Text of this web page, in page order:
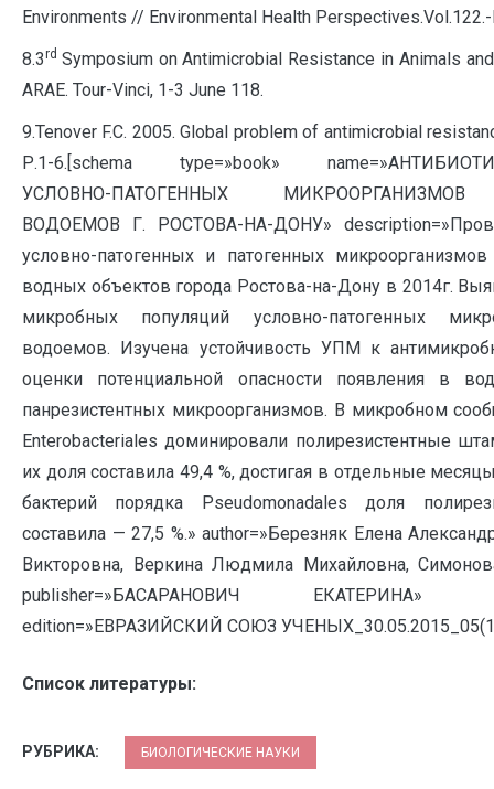
Environments // Environmental Health
8.3rd Symposium on Antimicrobial Resistance in Animals
ARAE. Tour-Vinci, 1-3 June 118.
9.Tenover F.C. 2005. Global problem of antimicrobial
Р.1-6.[schema type=»book»
УСЛОВНО-ПАТОГЕННЫХ МИКРООРГАНИЗМОВ
ВОДОЕМОВ Г. РОСТОВА-НА-ДОНУ»
условно-патогенных и патогенных
водных объектов города Ростова-на-Дону в 2014г.
микробных популяций условно-патогенных
водоемов. Изучена устойчивость УПМ к
оценки потенциальной опасности появления в
панрезистентных микроорганизмов. В микробном
Enterobacteriales доминировали полирезистентные
их доля составила 49,4 %, достигая в отдельные
бактерий порядка Pseudomonadales доля
составила — 27,5 %.» author=»Березняк Елена
Викторовна, Веркина Людмила Михайловна,
publisher=»БАСАРАНОВИЧ ЕКАТЕРИНА»
edition=»ЕВРАЗИЙСКИЙ СОЮЗ
Список литературы:
РУБРИКА: БИОЛОГИЧЕСКИЕ НАУКИ